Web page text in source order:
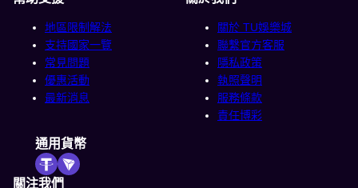
地區限制解法
支持國家一覽
常見問題
優惠活動
最新消息
關於 TU娛樂城
聯繫官方客服
隱私政策
執照聲明
服務條款
責任博彩
通用貨幣
關注我們